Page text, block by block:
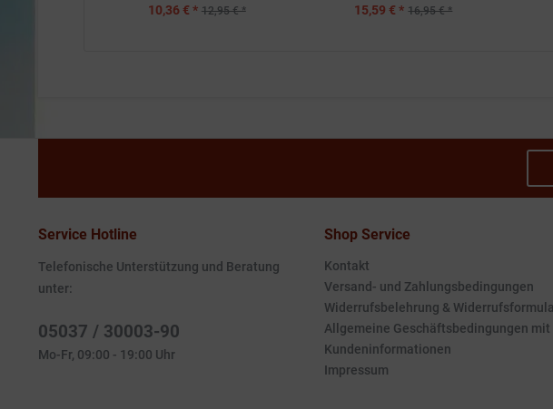
10,36 € * 12,95 € * 15,59 € * 16,95 € *
Service Hotline
Telefonische Unterstützung und Beratung
unter:
05037 / 30003-90
Mo-Fr, 09:00 - 19:00 Uhr
Shop Service
Kontakt
Versand- und Zahlungsbedingungen
Widerrufsbelehrung &
Allgemeine Geschäftsbedingungen mit
Kundeninformationen
Impressum